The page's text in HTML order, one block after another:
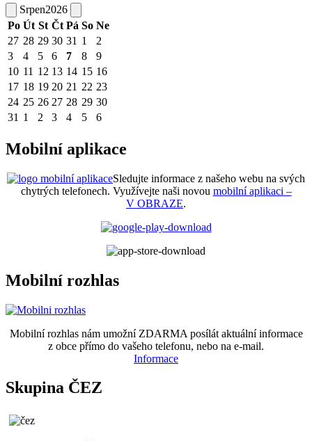
Srpen2026
Po Út St Čt Pá So Ne
27 28 29 30 31 1
2
3
4 5 6 7 8
9
10 11 12 13 14 15 16
17 18 19 20 21 22 23
24 25 26 27 28 29 30
31 1 2 3 4 5 6
Mobilní aplikace
Sledujte informace z našeho webu na svých
chytrých telefonech. Využívejte naši novou mobilní aplikaci –
V OBRAZE.
Mobilní rozhlas
Mobilní rozhlas nám umožní ZDARMA posílát aktuální informace
z obce přímo do vašeho telefonu, nebo na e-mail.
Informace
Skupina ČEZ